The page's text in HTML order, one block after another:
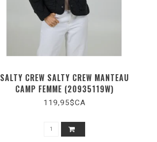
SALTY CREW SALTY CREW MANTEAU
CAMP FEMME (20935119W)
119,95$CA